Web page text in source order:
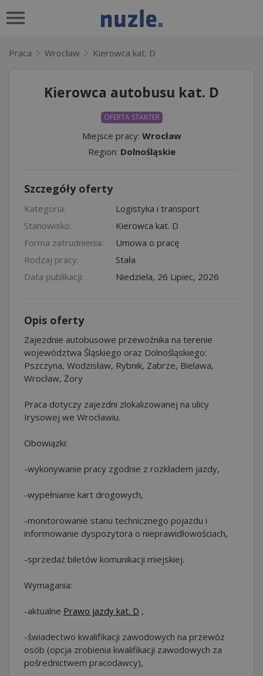
Praca Wrocław Kierowca kat. D
Kierowca autobusu kat. D
OFERTA STARTER
Miejsce pracy: Wrocław
Region: Dolnośląskie
Szczegóły oferty
Kategoria:
Logistyka i transport
Stanowisko:
Kierowca kat. D
Forma zatrudnienia:
Umowa o pracę
Rodzaj pracy:
Stała
Data publikacji:
Niedziela, 26 Lipiec, 2026
Opis oferty
Zajezdnie autobusowe przewoźnika na terenie
województwa Śląskiego oraz Dolnośląskiego:
Pszczyna, Wodzisław, Rybnik, Zabrze, Bielawa,
Wrocław, Żory
Praca dotyczy zajezdni zlokalizowanej na ulicy
Irysowej we Wrocławiu.
Obowiązki:
-wykonywanie pracy zgodnie z rozkładem jazdy,
-wypełnianie kart drogowych,
-monitorowanie stanu technicznego pojazdu i
informowanie dyspozytora o nieprawidłowościach,
-sprzedaż biletów komunikacji miejskiej.
Wymagania:
-aktualne Prawo jazdy kat. D ,
-świadectwo kwalifikacji zawodowych na przewóz
osób (opcja zrobienia kwalifikacji zawodowych za
pośrednictwem pracodawcy),